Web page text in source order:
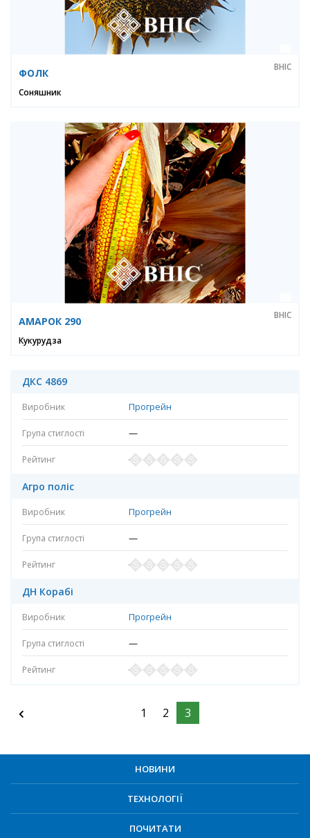
ФОЛК ВНІС
Соняшник
АМАРОК 290 ВНІС
Кукурудза
ДКС 4869
Прогрейн
—
Агро поліс
Прогрейн
—
ДН Корабі
Прогрейн
—
1 2 3
НОВИНИ
ТЕХНОЛОГІЇ
ПОЧИТАТИ